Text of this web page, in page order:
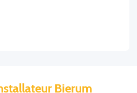
Bierum